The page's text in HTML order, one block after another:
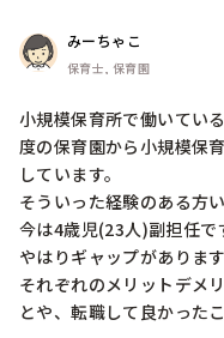
みーちゃこ
保育士, 保育園
小規模保育所で働いてい
度の保育園から小規模保
しています。
そういった経験のある方
今は4歳児(23人)副担任で
やはりギャップがありま
それぞれのメリットデメ
とや、転職して良かった